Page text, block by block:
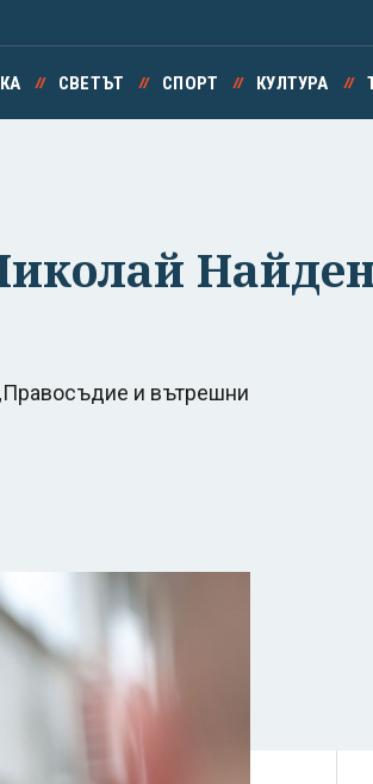
СВЕТЪТ СПОРТ КУЛТУРА
и вътрешни